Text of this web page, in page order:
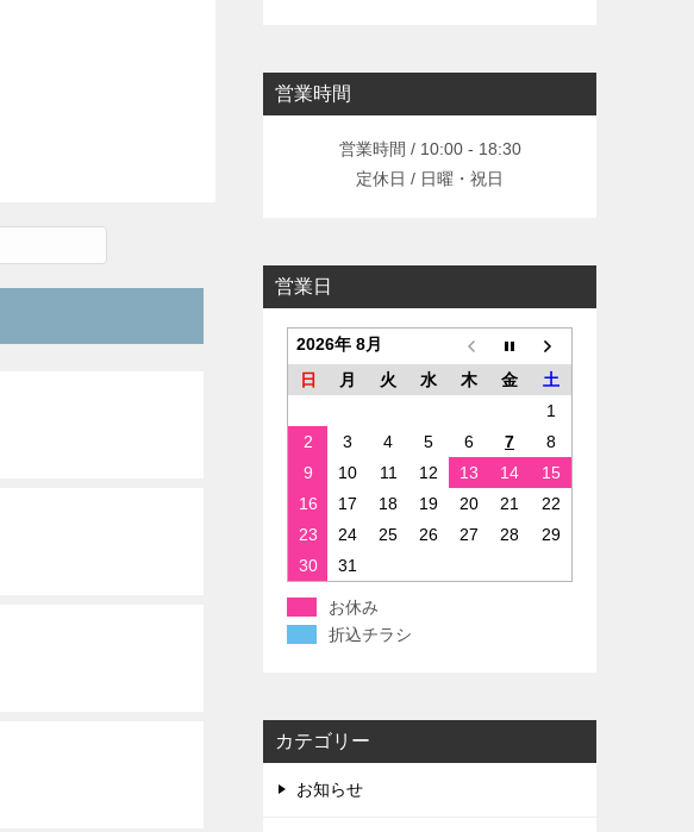
営業時間
営業時間 / 10:00 - 18:30
定休日 / 日曜・祝日
営業日
2026年 8月
日
月 火 水 木 金
土
1
2
3 4 5 6 7
8
9
10 11 12 13 14
15
16
17 18 19 20 21
22
23
24 25 26 27 28
29
30
31
お休み
折込チラシ
カテゴリー
お知らせ